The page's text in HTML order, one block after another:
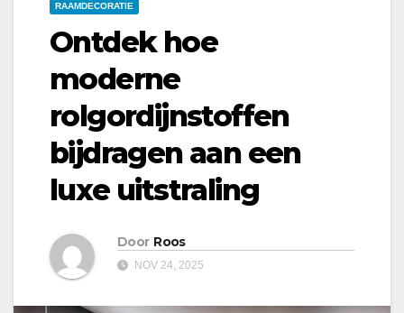
RAAMDECORATIE
Ontdek hoe
moderne
rolgordijnstoffen
bijdragen aan een
luxe uitstraling
Door Roos
NOV 24, 2025